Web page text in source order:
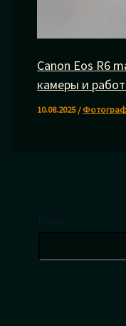
Canon Eos R6
камеры и
10.08.2025/